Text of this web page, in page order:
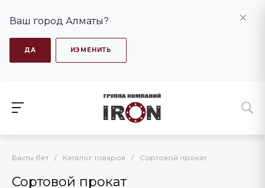
Ваш город Алматы?
ДА ИЗМЕНИТЬ
Басты бет / Каталог товаров / Сортовой прокат
Сортовой прокат